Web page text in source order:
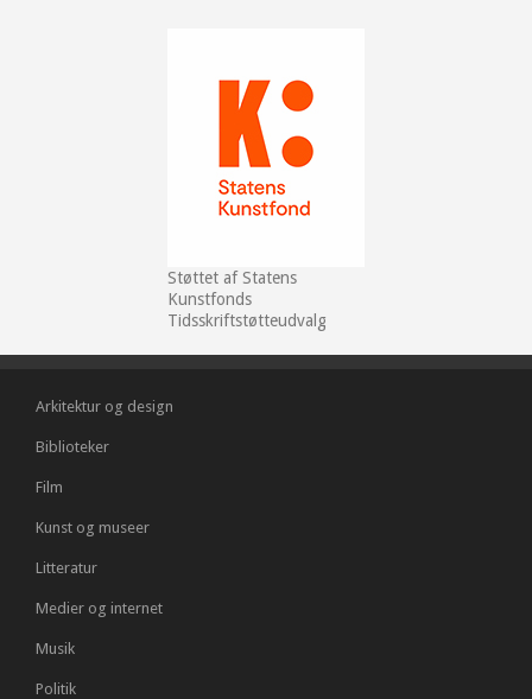
Støttet af Statens
Kunstfonds
Tidsskriftstøtteudvalg
Arkitektur og design
Biblioteker
Film
Kunst og museer
Litteratur
Medier og internet
Musik
Politik